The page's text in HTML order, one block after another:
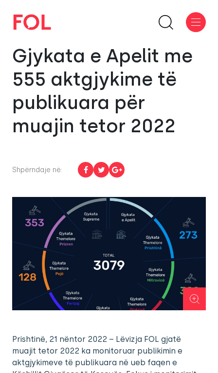
Gjykata e Apelit me
555 aktgjykime të
publikuara për
muajin tetor 2022
Shpërndaje në:
Prishtinë, 21 nëntor 2022 – Lëvizja FOL gjatë
muajit tetor 2022 ka monitoruar publikimin e
aktgjykimeve të publikuara në ueb faqen e